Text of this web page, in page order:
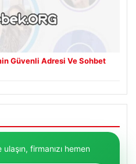
Güvenli Adresi Ve Sohbet
firmanızı hemen